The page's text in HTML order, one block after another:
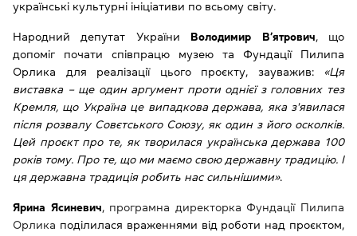
українські культурні ініціативи по всьому світу.
Народний депутат України Володимир В’ятрович, що
допоміг почати співпрацю музею та Фундації Пилипа
Орлика для реалізації цього проєкту, зауважив:
«Ця
виставка – ще один аргумент проти однієї з головних тез
Кремля, що Україна це випадкова держава, яка з'явилася
після розвалу Совєтського Союзу, як один з його осколків.
Цей проєкт про те, як творилася українська держава 100
років тому. Про те, що ми маємо свою державну традицію. І
ця державна традиція робить нас сильнішими».
Ярина Ясиневич, програмна директорка Фундації Пилипа
Орлика поділилася враженнями від роботи над проєктом,